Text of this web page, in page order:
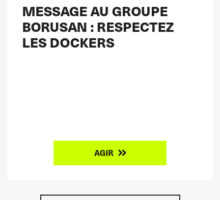
MESSAGE AU GROUPE
BORUSAN : RESPECTEZ
LES DOCKERS
AGIR